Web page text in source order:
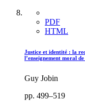
PDF
HTML
Justice et identité : la
l’enseignement moral
Guy Jobin
pp. 499–519